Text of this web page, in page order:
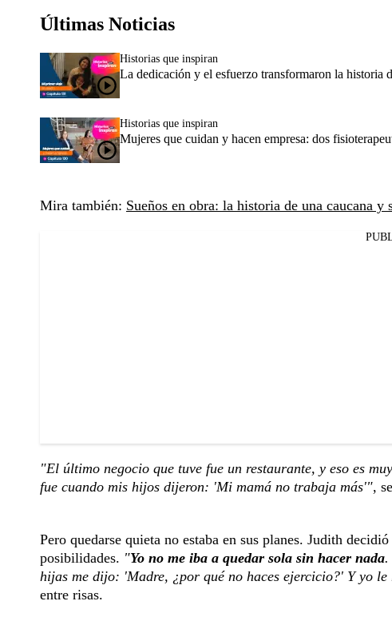
Últimas Noticias
Historias que inspiran
La dedicación y el esfuerzo transformaron la historia
Historias que inspiran
Mujeres que cuidan y hacen empresa: dos
Mira también: Sueños en obra: la historia de una caucana
"El último negocio que tuve fue un restaurante, y eso es
fue cuando mis hijos dijeron: 'Mi mamá no trabaja más'",
Pero quedarse quieta no estaba en sus planes. Judith
posibilidades. "Yo no me iba a quedar sola sin hacer nada.
hijas me dijo: 'Madre, ¿por qué no haces ejercicio?' Y yo
entre risas.